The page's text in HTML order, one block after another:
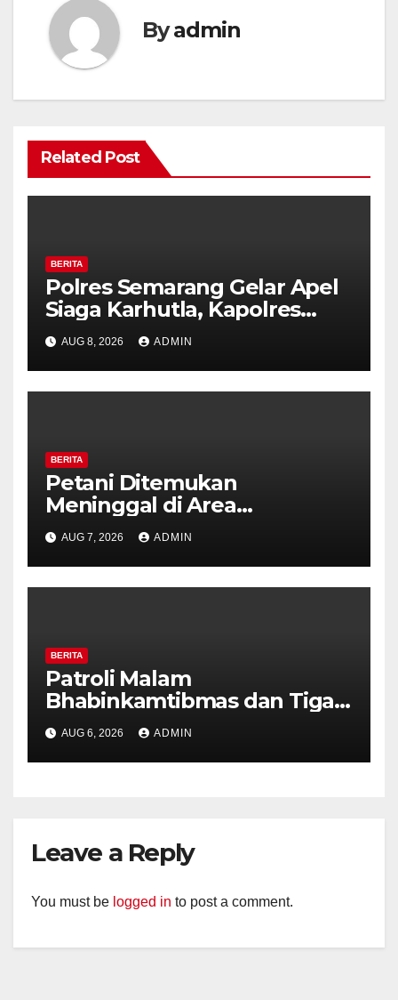
Byadmin
Related Post
BERITA
Polres Semarang Gelar Apel
Siaga Karhutla, Kapolres
Tekankan Sinergi dan
Kesiapsiagaan Hadapi Musim
Kemarau.
AUG 8, 2026 ADMIN
BERITA
Petani Ditemukan
Meninggal di Area
Persawahan Kalibeji, Polisi
Pastikan Tidak Ada Tanda
Kekerasan
AUG 7, 2026 ADMIN
BERITA
Patroli Malam
Bhabinkamtibmas dan Tiga
Pilar Kelurahan Ungaran
Perkuat Kamtibmas, Warga
Diajak Aktifkan Ronda
AUG 6, 2026 ADMIN
Leave a Reply
You must be logged in to post a comment.